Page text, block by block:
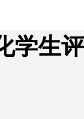
学生